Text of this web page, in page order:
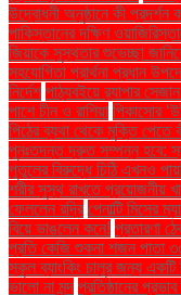
উদ্বোধনী অনুষ্ঠানে কী প্রদর্শন
পাকিস্তানের দক্ষিণ
জিয়াকে সুস্থতার শুভেচ্ছা
সহযোগিতা প্রার্থনা প্রধান
নির্দেশ পাঠ্যবইয়ে র‍্যাপার
পাশে চীন ও রাশিয়া পিকাসোর
পিঠের ব্যথা থেকে মুক্তি পেতে
পুনঃতদন্ত দ্রুত সম্পন্ন হবে:
পুতুলের বিরুদ্ধে চিঠি এখনও
শরীর সুস্থ রাখতে প্রয়োজনীয়
ফেললেন রদ্রি পেনাল্টি মিসের
বিয়ে ভাঙলেন কনে! প্রতারণা
প্রতি কেজি শুকনা শজন পাতা
স্কুল ব্যাংকিং চালুর জন্য একটি
ভালো না মন্দ প্রতিষ্ঠানের